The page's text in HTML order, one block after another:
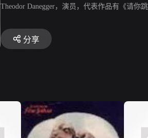
Theodor Danegger，演员，代表作品有《请
分享